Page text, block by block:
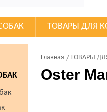
ТОВАРЫ ДЛЯ
Главная ТОВАРЫ
Oster